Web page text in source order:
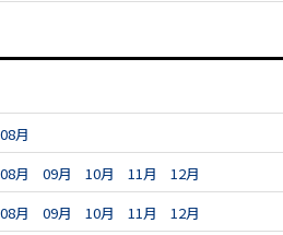
08月
08月 09月 10月 11月
12月
08月 09月 10月 11月
12月